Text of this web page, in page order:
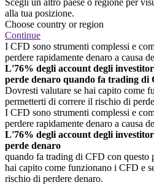
alla tua posizione.
Choose country or region
Continue
I CFD sono strumenti complessi e
perdere rapidamente denaro a causa
L'76% degli account degli
perde denaro quando fa trading di
Dovresti valutare se hai capito come
permetterti di correre il rischio di
I CFD sono strumenti complessi e
perdere rapidamente denaro a causa
L'76% degli account degli
perde denaro
quando fa trading di CFD con questo
hai capito come funzionano i CFD e
rischio di perdere denaro.